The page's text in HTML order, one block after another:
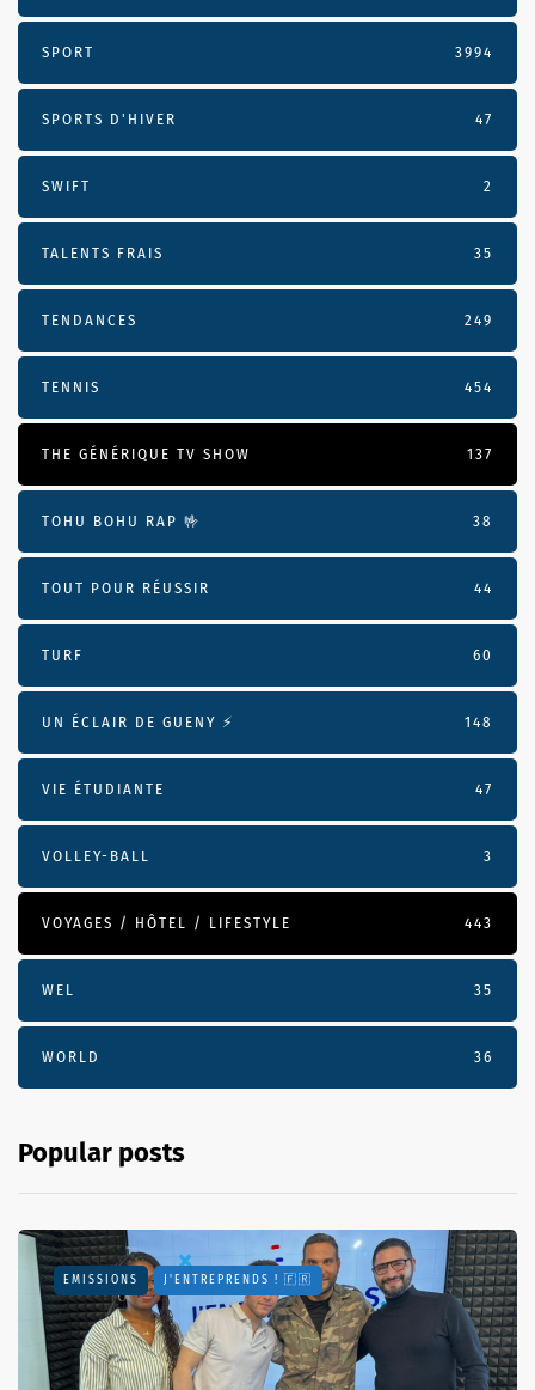
SPORT 3994
SPORTS D'HIVER 47
SWIFT 2
TALENTS FRAIS 35
TENDANCES 249
TENNIS 454
THE GÉNÉRIQUE TV SHOW 137
TOHU BOHU RAP 🤟 38
TOUT POUR RÉUSSIR 44
TURF 60
UN ÉCLAIR DE GUENY ⚡️ 148
VIE ÉTUDIANTE 47
VOLLEY-BALL 3
VOYAGES / HÔTEL / LIFESTYLE 443
WEL 35
WORLD 36
Popular posts
EMISSIONS J'ENTREPRENDS ! 🇫🇷